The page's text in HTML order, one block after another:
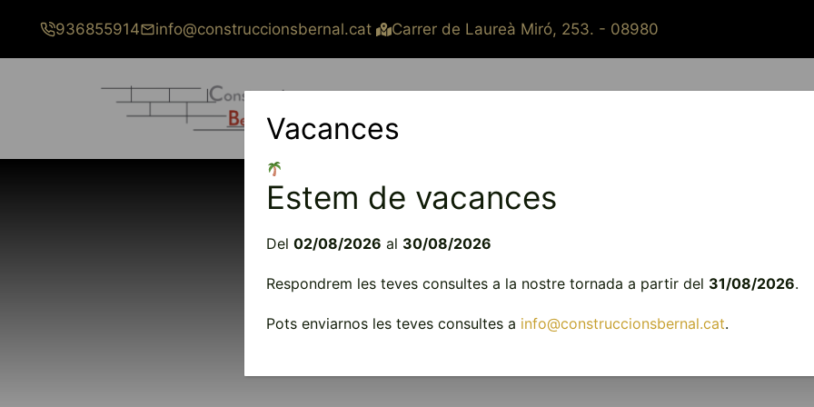
contingut
936855914 info@construccionsbernal.cat Carrer de Laureà Miró, 253. - 08980
Contacta amb
Vacances
Estem de vacances
Del 02/08/2026 al 30/08/2026
Respondrem les teves consultes a la nostre tornada a partir del 31/08/2026.
Pots enviarnos les teves consultes a info@construccionsbernal.cat.